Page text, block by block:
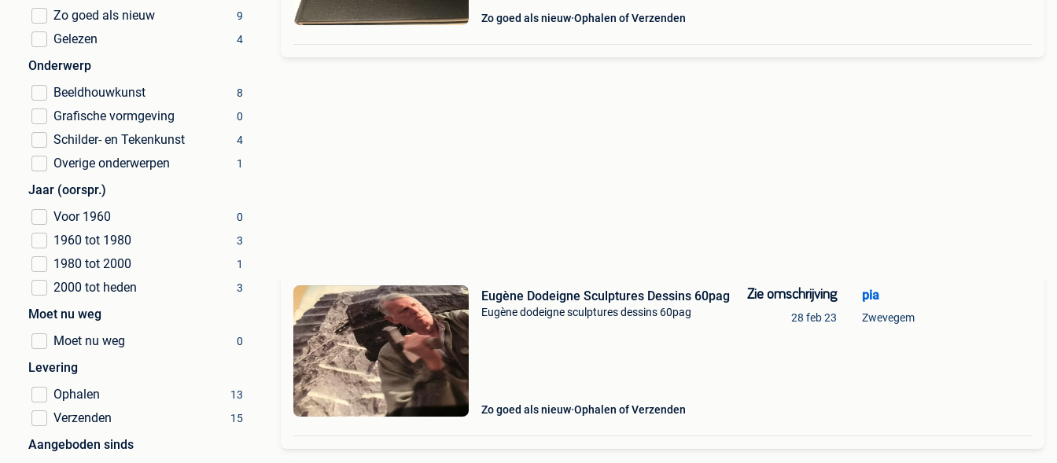
Zo goed als nieuw 9
Gelezen 4
Onderwerp
Beeldhouwkunst
8
Grafische vormgeving 0
Schilder- en Tekenkunst 4
Overige onderwerpen 1
Jaar (oorspr.)
Voor 1960
0
1960 tot 1980 3
1980 tot 2000 1
2000 tot heden 3
Moet nu weg
Moet nu weg
0
Levering
Ophalen
13
Verzenden 15
Aangeboden sinds
Zo goed als nieuw Ophalen of Verzenden
Eugène Dodeigne Sculptures Dessins 60pag
Eugène dodeigne sculptures dessins 60pag
Zo goed als nieuw Ophalen of Verzenden
Zie omschrijving
28 feb 23
pia
Zwevegem